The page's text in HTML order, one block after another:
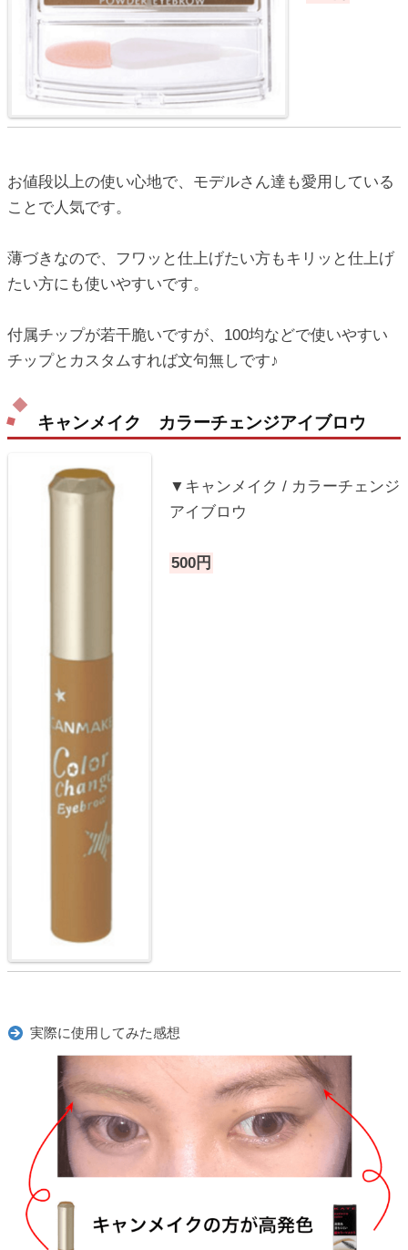
お値段以上の使い心地で、モデルさん達も愛用している
ことで人気です。
薄づきなので、フワッと仕上げたい方もキリッと仕上げ
たい方にも使いやすいです。
付属チップが若干脆いですが、100均などで使いやすい
チップとカスタムすれば文句無しです♪
キャンメイク カラーチェンジアイブロウ
▼キャンメイク / カラーチェンジ
アイブロウ
500円
実際に使用してみた感想